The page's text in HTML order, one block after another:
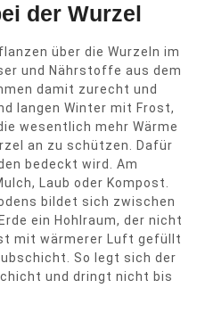
der Wurzel
über die Wurzeln im
und Nährstoffe aus dem
damit zurecht und
langen Winter mit Frost,
wesentlich mehr Wärme
an zu schützen. Dafür
bedeckt wird. Am
Laub oder Kompost.
bildet sich zwischen
ein Hohlraum, der nicht
mit wärmerer Luft gefüllt
. So legt sich der
und dringt nicht bis